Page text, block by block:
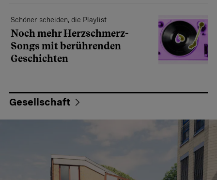
Schöner scheiden, die Playlist
Noch mehr Herzschmerz-
Songs mit berührenden
Geschichten
Gesellschaft